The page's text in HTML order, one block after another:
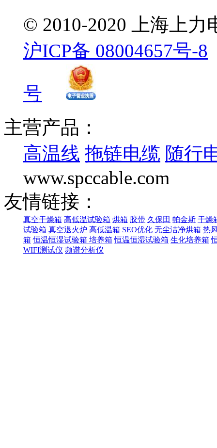
© 2010-2020 上海上
沪ICP备 08004657号-8
号
主营产品：
高温线 拖链电缆 随行
www.spccable.com
友情链接：
真空干燥箱 高低温试验箱 烘箱 胶带 久保田 帕金斯 干燥
试验箱 真空退火炉 高低温箱 SEO优化 无尘洁净烘箱 热
箱 恒温恒湿试验箱 培养箱 恒温恒湿试验箱 生化培养箱
WIFI测试仪 频谱分析仪